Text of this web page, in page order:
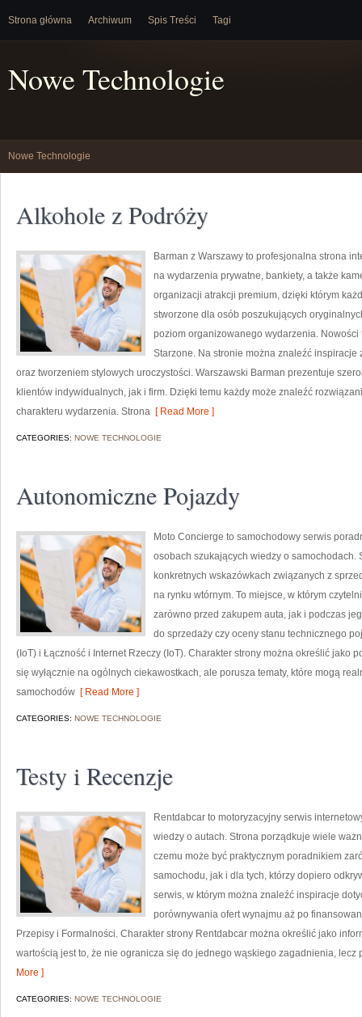
Strona główna Archiwum Spis Treści Tagi
Nowe Technologie
Nowe Technologie
Alkohole z Podróży
Barman z Warszawy to profesjonalna strona
na wydarzenia prywatne, bankiety, a także
organizacji atrakcji premium, dzięki którym
stworzone dla osób poszukujących
poziom organizowanego wydarzenia. Nowości
Starzone. Na stronie można znaleźć
oraz tworzeniem stylowych uroczystości. Warszawski Barman prezentuje
klientów indywidualnych, jak i firm. Dzięki temu każdy może znaleźć
charakteru wydarzenia. Strona [ Read More ]
CATEGORIES: NOWE TECHNOLOGIE
Autonomiczne Pojazdy
Moto Concierge to samochodowy serwis
osobach szukających wiedzy o samochodach.
konkretnych wskazówkach związanych z
na rynku wtórnym. To miejsce, w którym
zarówno przed zakupem auta, jak i podczas
do sprzedaży czy oceny stanu technicznego
(IoT) i Łączność i Internet Rzeczy (IoT). Charakter strony można określić jako
się wyłącznie na ogólnych ciekawostkach, ale porusza tematy, które mogą
samochodów [ Read More ]
CATEGORIES: NOWE TECHNOLOGIE
Testy i Recenzje
Rentdabcar to motoryzacyjny serwis
wiedzy o autach. Strona porządkuje wiele
czemu może być praktycznym poradnikiem
samochodu, jak i dla tych, którzy dopiero
serwis, w którym można znaleźć inspiracje
porównywania ofert wynajmu aż po
Przepisy i Formalności. Charakter strony Rentdabcar można określić jako
wartością jest to, że nie ogranicza się do jednego wąskiego zagadnienia, lecz
More ]
CATEGORIES: NOWE TECHNOLOGIE